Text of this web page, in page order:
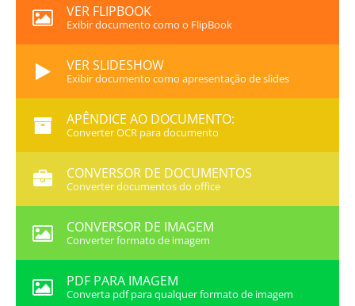
VER FLIPBOOK
Exibir documento como o FlipBook
VER SLIDESHOW
Exibir documento como apresentação de slides
APÊNDICE AO DOCUMENTO:
Converter OCR para documento
CONVERSOR DE DOCUMENTOS
Converter documentos do office
CONVERSOR DE IMAGEM
Converter formato de imagem
PDF PARA IMAGEM
Converta pdf para qualquer formato de imagem